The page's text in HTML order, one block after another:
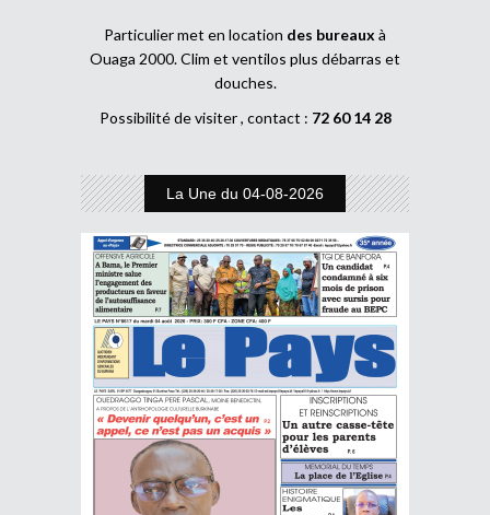
Particulier met en location des bureaux à
Ouaga 2000. Clim et ventilos plus débarras et
douches.
Possibilité de visiter , contact : 72 60 14 28
La Une du 04-08-2026